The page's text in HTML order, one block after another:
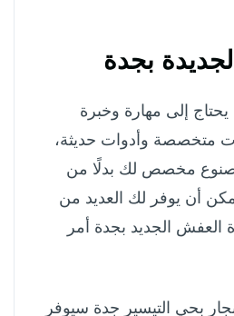
بجدة
إلى مهارة وخبرة
متخصصة وأدوات حديثة،
مخصص لك بدلًا من
أن يوفر لك العديد من
العفش الجديد بجدة أمر
بحي التيسير جدة سيوفر